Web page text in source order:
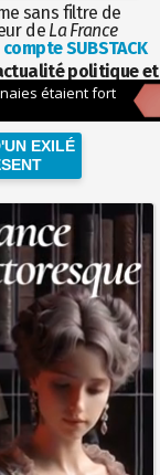
sans filtre de
de La France
SUBSTACK
politique et
de vue de
EXILÉ